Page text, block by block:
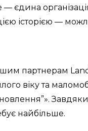
— єдина
історією —
партнерам
віку та
найбільше.